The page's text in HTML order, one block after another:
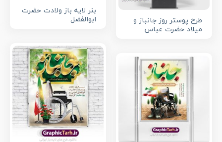
بنر لایه باز ولادت حضرت
ابوالفضل
طرح پوستر روز جانباز و
میلاد حضرت عباس